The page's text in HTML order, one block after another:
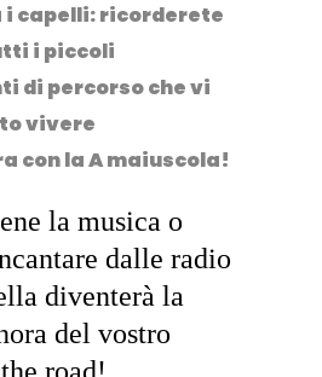
capelli: ricorderete
i piccoli
di percorso che vi
vivere
con la A maiuscola!
la musica o
dalle radio
diventerà la
del vostro